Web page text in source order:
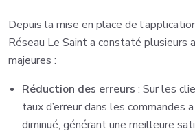
Depuis la mise en place de
Réseau Le Saint a constaté plusieurs
majeures :
Réduction des erreurs : Sur les
taux d’erreur dans les commandes
diminué, générant une meilleure